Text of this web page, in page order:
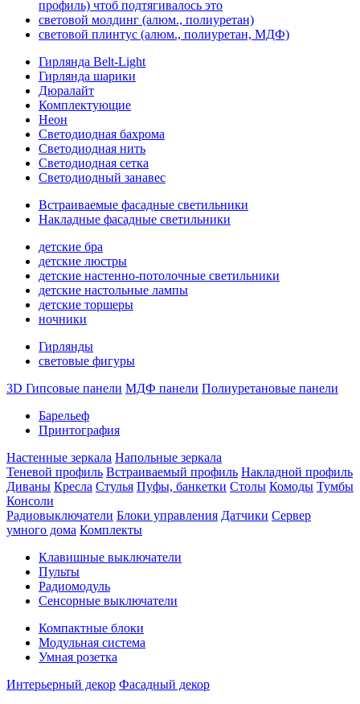
профиль) чтоб подтягивалось это
световой молдинг (алюм., полиуретан)
световой плинтус (алюм., полиуретан, МДФ)
Гирлянда Belt-Light
Гирлянда шарики
Дюралайт
Комплектующие
Неон
Светодиодная бахрома
Светодиодная нить
Светодиодная сетка
Светодиодный занавес
Встраиваемые фасадные светильники
Накладные фасадные светильники
детские бра
детские люстры
детские настенно-потолочные светильники
детские настольные лампы
детские торшеры
ночники
Гирлянды
световые фигуры
3D Гипсовые панели МДФ панели Полиуретановые панели
Барельеф
Принтография
Настенные зеркала Напольные зеркала
Теневой профиль Встраиваемый профиль Накладной профиль
Диваны Кресла Стулья Пуфы, банкетки Столы Комоды Тумбы
Консоли
Радиовыключатели Блоки управления Датчики Сервер
умного дома Комплекты
Клавишные выключатели
Пульты
Радиомодуль
Сенсорные выключатели
Компактные блоки
Модульная система
Умная розетка
Интерьерный декор Фасадный декор